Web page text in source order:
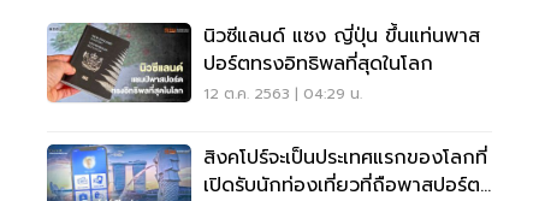
นิวซีแลนด์ แซง ญี่ปุ่น ขึ้นแท่นพาส
ปอร์ตทรงอิทธิพลที่สุดในโลก
12 ต.ค. 2563 | 04:29 น.
สิงคโปร์จะเป็นประเทศแรกของโลกที่
เปิดรับนักท่องเที่ยวที่ถือพาสปอร์ต